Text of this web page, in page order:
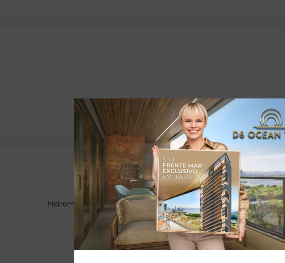
Hidromassagem Portaria